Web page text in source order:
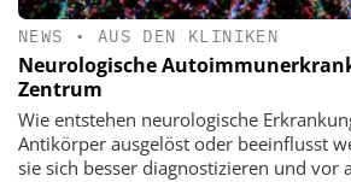
NEWS • AUS DEN KLINIKEN
Neurologische
Zentrum
Wie entstehen neurologische
Antikörper ausgelöst oder beeinflusst
sie sich besser diagnostizieren und vor